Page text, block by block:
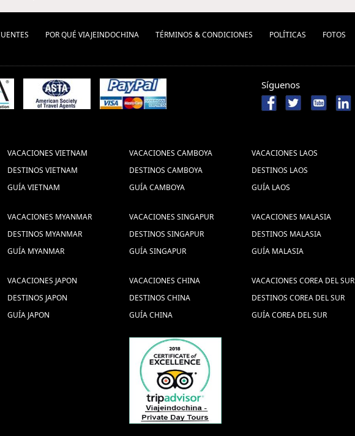
POR QUÉ VIAJEINDOCHINA TÉRMINOS & CONDICIONES POLÍ­TICAS FOTOS
Síguenos
VACACIONES VIETNAM
DESTINOS VIETNAM
GUÍA VIETNAM
VACACIONES CAMBOYA
DESTINOS CAMBOYA
GUÍA CAMBOYA
VACACIONES LAOS
DESTINOS LAOS
GUÍA LAOS
VACACIONES MYANMAR
DESTINOS MYANMAR
GUÍA MYANMAR
VACACIONES SINGAPUR
DESTINOS SINGAPUR
GUÍA SINGAPUR
VACACIONES MALASIA
DESTINOS MALASIA
GUÍA MALASIA
VACACIONES JAPON
DESTINOS JAPON
GUÍA JAPON
VACACIONES CHINA
DESTINOS CHINA
GUÍA CHINA
VACACIONES COREA DEL SUR
DESTINOS COREA DEL SUR
GUÍA COREA DEL SUR